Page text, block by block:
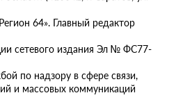
64». Главный редактор
сетевого издания Эл № ФС77-
по надзору в сфере связи,
и массовых коммуникаций